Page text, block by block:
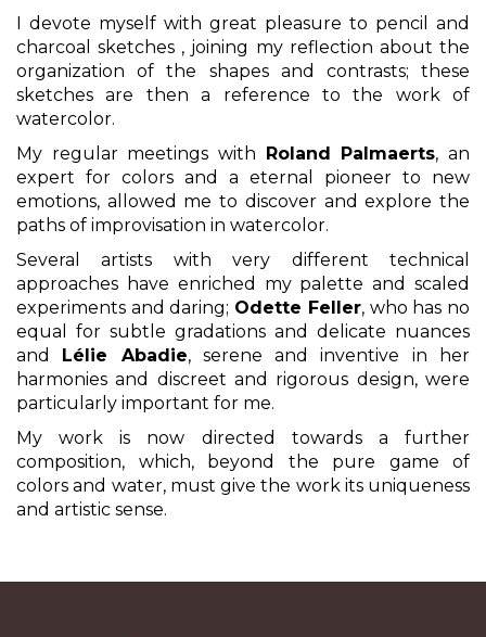
I devote myself with great pleasure to pencil and
charcoal sketches , joining my reflection about the
organization of the shapes and contrasts; these
sketches are then a reference to the work of
watercolor.
My regular meetings with Roland Palmaerts, an
expert for colors and a eternal pioneer to new
emotions, allowed me to discover and explore the
paths of improvisation in watercolor.
Several artists with very different technical
approaches have enriched my palette and scaled
experiments and daring; Odette Feller, who has no
equal for subtle gradations and delicate nuances
and Lélie Abadie, serene and inventive in her
harmonies and discreet and rigorous design, were
particularly important for me.
My work is now directed towards a further
composition, which, beyond the pure game of
colors and water, must give the work its uniqueness
and artistic sense.